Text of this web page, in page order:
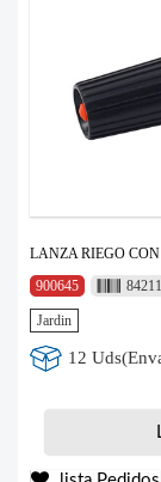
LANZA RIEGO
900645
Jardin
12